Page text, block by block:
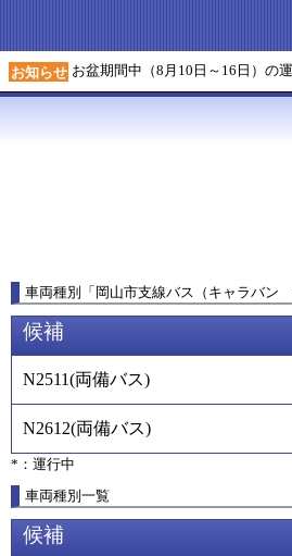
お知らせ お盆期間中（8月10日～16日）の
車両種別 「岡山市支線バス（キャラバン
候補
N2511(両備バス)
N2612(両備バス)
*：運行中
車両種別一覧
候補